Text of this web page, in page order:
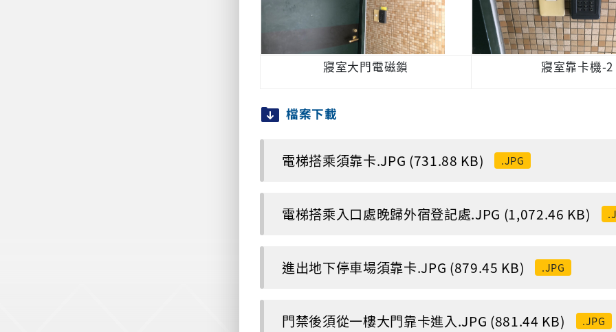
寢室大門電磁鎖 寢室靠卡機-2
檔案下載
電梯搭乘須靠卡.JPG (731.88 KB) .JPG
電梯搭乘入口處晚歸外宿登記處.JPG (1,072.46 KB)
進出地下停車場須靠卡.JPG (879.45 KB) .JPG
門禁後須從一樓大門靠卡進入.JPG (881.44 KB) .JPG